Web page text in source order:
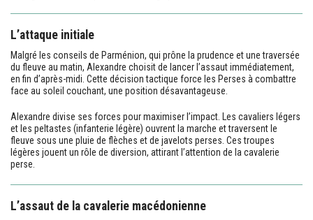
L’attaque initiale
Malgré les conseils de Parménion, qui prône la prudence et une traversée
du fleuve au matin, Alexandre choisit de lancer l’assaut immédiatement,
en fin d’après-midi. Cette décision tactique force les Perses à combattre
face au soleil couchant, une position désavantageuse.
Alexandre divise ses forces pour maximiser l’impact. Les cavaliers légers
et les peltastes (infanterie légère) ouvrent la marche et traversent le
fleuve sous une pluie de flèches et de javelots perses. Ces troupes
légères jouent un rôle de diversion, attirant l’attention de la cavalerie
perse.
L’assaut de la cavalerie macédonienne